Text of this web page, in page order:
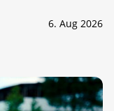
6. Aug 2026